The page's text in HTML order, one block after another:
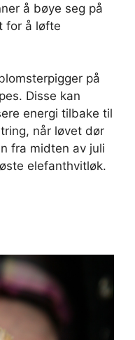
å bøye seg på
for å løfte
på
Disse kan
energi tilbake til
når løvet dør
fra midten av juli
elefanthvitløk.